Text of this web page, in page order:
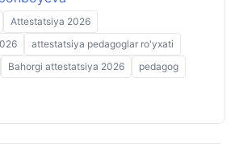
Attestatsiya 2026
attestatsiya pedagoglar ro'yxati
Bahorgi attestatsiya 2026 pedagog